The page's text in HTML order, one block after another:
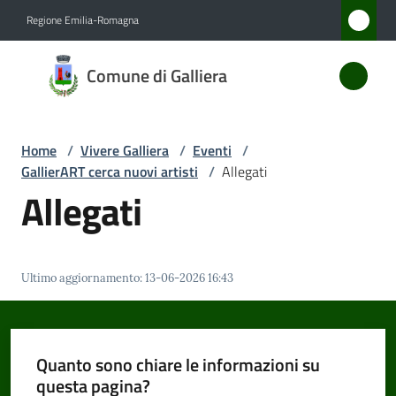
Regione Emilia-Romagna
Comune di Galliera
Comune
di
Servizi
Vivere
Galliera
Menu selezionato
Home / Vivere Galliera / Eventi /
GallierART cerca nuovi artisti / Allegati
Allegati
Ultimo aggiornamento:13-06-2026 16:43
Quanto sono chiare le informazioni su
questa pagina?